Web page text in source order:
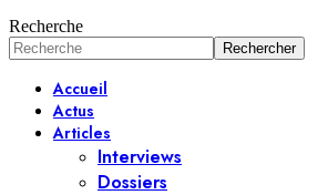
Recherche
Accueil
Actus
Articles
Interviews
Dossiers